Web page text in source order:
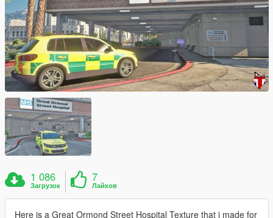
1 086
Загрузок
7
Лайков
Here is a Great Ormond Street Hospital Texture that i made for